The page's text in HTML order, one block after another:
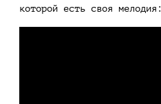
которой есть своя мелодия: